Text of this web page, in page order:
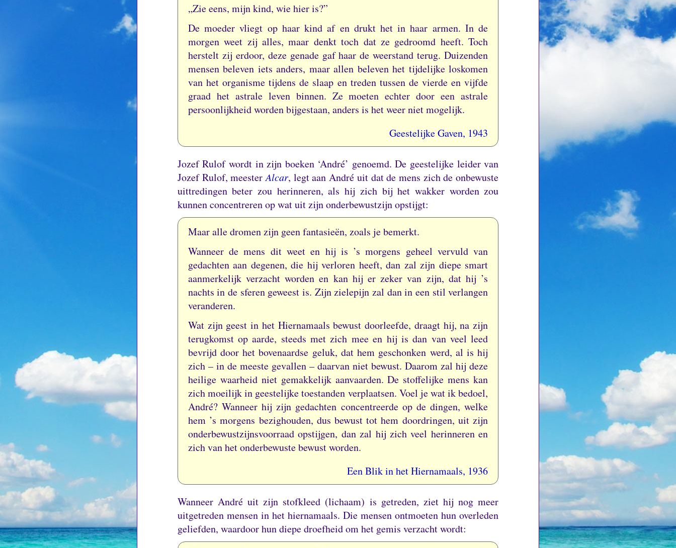
„Zie eens, mijn kind, wie hier is?”
De moeder vliegt op haar kind af en drukt het in haar armen. In de
morgen weet zij alles, maar denkt toch dat ze gedroomd heeft.Toch
herstelt zij erdoor, deze genade gaf haar de weerstand terug.Duizenden
mensen beleven iets anders, maar allen beleven het tijdelijke loskomen
van het organisme tijdens de slaap en treden tussen de vierde en vijfde
graad het astrale leven binnen. Ze moeten echter door een astrale
persoonlijkheid worden bijgestaan, anders is het weer niet mogelijk.
Geestelijke Gaven, 1943
Jozef Rulof wordt in zijn boeken ‘André’ genoemd.De geestelijke leider van
Jozef Rulof, meesterAlcar, legt aan André uit dat de mens zich de onbewuste
uittredingen beter zou herinneren, als hij zich bij het wakker worden zou
kunnen concentreren op wat uit zijn onderbewustzijn opstijgt:
Maar alle dromen zijn geen fantasieën, zoals je bemerkt.
Wanneer de mens dit weet en hij is ’s morgens geheel vervuld van
gedachten aan degenen, die hij verloren heeft, dan zal zijn diepe smart
aanmerkelijk verzacht worden en kan hij er zeker van zijn, dat hij ’s
nachts in de sferen geweest is. Zijn zielepijn zal dan in een stil verlangen
veranderen.
Wat zijn geest in het Hiernamaals bewust doorleefde, draagt hij, na zijn
terugkomst op aarde, steeds met zich mee en hij is dan van veel leed
bevrijd door het bovenaardse geluk, dat hem geschonken werd, al is hij
zich – in de meeste gevallen – daarvan niet bewust.Daarom zal hij deze
heilige waarheid niet gemakkelijk aanvaarden.De stoffelijke mens kan
zich moeilijk in geestelijke toestanden verplaatsen. Voel je wat ik bedoel,
André? Wanneer hij zijn gedachten concentreerde op de dingen, welke
hem ’s morgens bezighouden, dus bewust tot hem doordringen, uit zijn
onderbewustzijnsvoorraad opstijgen, dan zal hij zich veel herinneren en
zich van het onderbewuste bewust worden.
Een Blik in het Hiernamaals, 1936
Wanneer André uit zijn stofkleed (lichaam) is getreden, ziet hij nog meer
uitgetreden mensen in het hiernamaals.Die mensen ontmoeten hun overleden
geliefden, waardoor hun diepe droefheid om het gemis verzacht wordt: